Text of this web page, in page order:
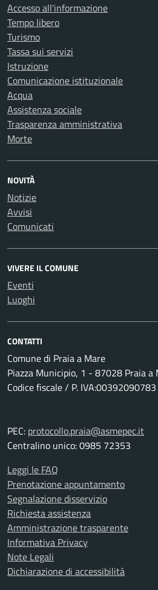
Accesso all'informazione
Tempo libero
Turismo
Tassa sui servizi
Istruzione
Comunicazione istituzionale
Acqua
Assistenza sociale
Trasparenza amministrativa
Morte
NOVITÀ
Notizie
Avvisi
Comunicati
VIVERE IL COMUNE
Eventi
Luoghi
CONTATTI
Comune di Praia a Mare
Piazza Municipio, 1 - 87028 Praia a
Codice fiscale / P. IVA:00392090783
PEC: protocollo.praia@asmepec.it
Centralino unico: 0985 72353
Leggi le FAQ
Prenotazione appuntamento
Segnalazione disservizio
Richiesta assistenza
Amministrazione trasparente
Informativa Privacy
Note Legali
Dichiarazione di accessibilità